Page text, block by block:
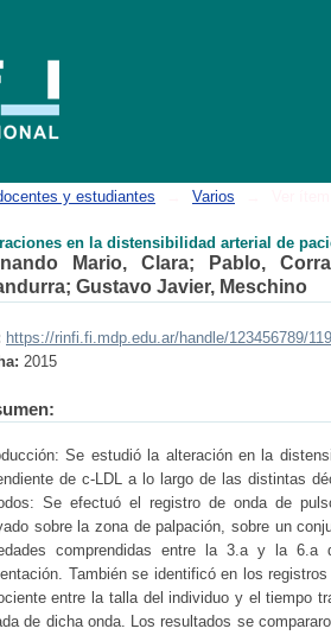
y estudiantes Varios
en la distensibilidad arterial de
Mario, Clara; Pablo, Corral
; Gustavo Javier, Meschino
https://rinfi.fi.mdp.edu.ar/handle/123456789/
2015
Se estudió la alteración en la
de c-LDL a lo largo de las distintas
Se efectuó el registro de onda de
sobre la zona de palpación, sobre un
comprendidas entre la 3.a y la
También se identificó en los
entre la talla del individuo y el tiempo
de dicha onda. Los resultados se